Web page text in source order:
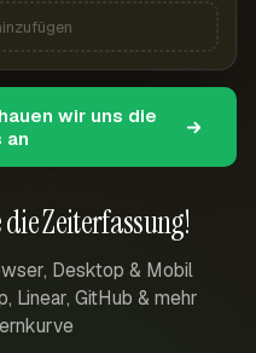
Zeiterfassung!
Desktop & Mobil
Linear, GitHub & mehr
wir uns die
an